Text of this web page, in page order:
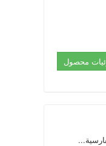
محصول